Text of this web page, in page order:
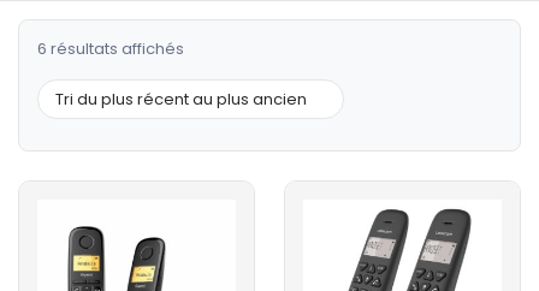
6 résultats affichés
du
plus